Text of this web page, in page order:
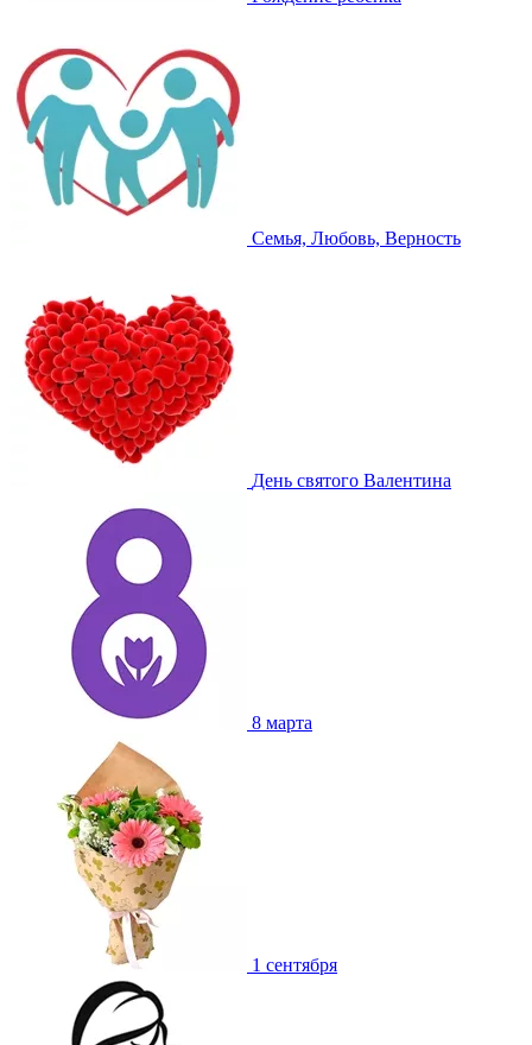
Семья, Любовь, Верность
День святого Валентина
8 марта
1 сентября